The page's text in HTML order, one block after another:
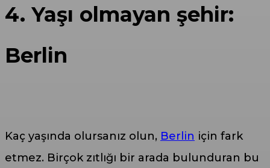
4. Yaşı olmayan şehir:
Berlin
Kaç yaşında olursanız olun, Berlin için fark
etmez. Birçok zıtlığı bir arada bulunduran bu